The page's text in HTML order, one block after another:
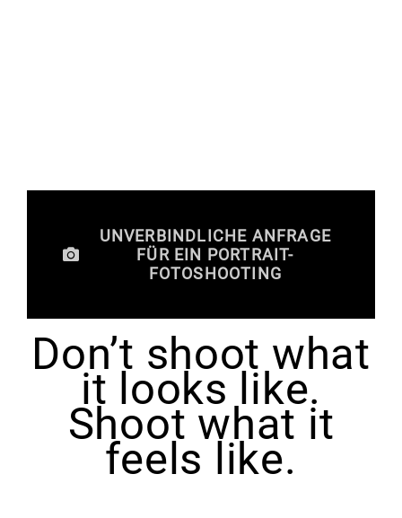
UNVERBINDLICHE ANFRAGE
FÜR EIN PORTRAIT-
FOTOSHOOTING
Don’t shoot what
it looks like.
Shoot what it
feels like.